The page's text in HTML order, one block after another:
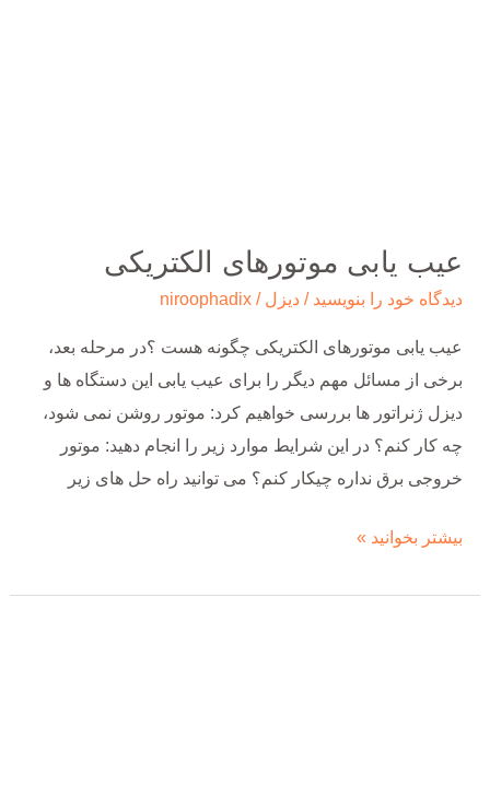
عیب یابی موتورهای الکتریکی
دیدگاه‌ خود را بنویسید /دیزل /
niroophadix
عیب یابی موتورهای الکتریکی چگونه هست ؟در مرحله بعد،
برخی از مسائل مهم دیگر را برای عیب یابی این دستگاه ها و
دیزل ژنراتور ها بررسی خواهیم کرد: موتور روشن نمی شود،
چه کار کنم؟ در این شرایط موارد زیر را انجام دهید: موتور
خروجی برق نداره چیکار کنم؟ می توانید راه حل های زیر
بیشتر بخوانید »